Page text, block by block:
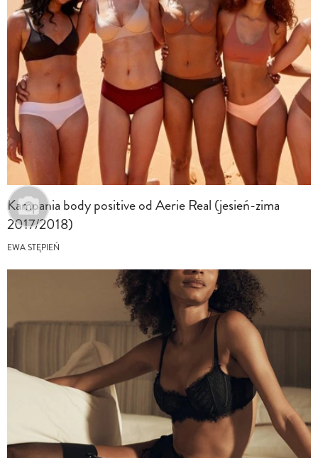
Kampania body positive od Aerie Real (jesień-zima
2017/2018)
EWA STĘPIEŃ